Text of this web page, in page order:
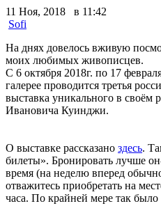
11 Ноя, 2018 в 11:42
Sofi
На днях довелось вживую
моих любимых живописцев.
С 6 октября 2018г. по 17
галерее проводится третья
выставка уникального в своём
Ивановича Куинджи.
О выставке рассказано здесь.
билеты». Бронировать лучше
время (на неделю вперед
отважитесь приобретать на
часа. По крайней мере так